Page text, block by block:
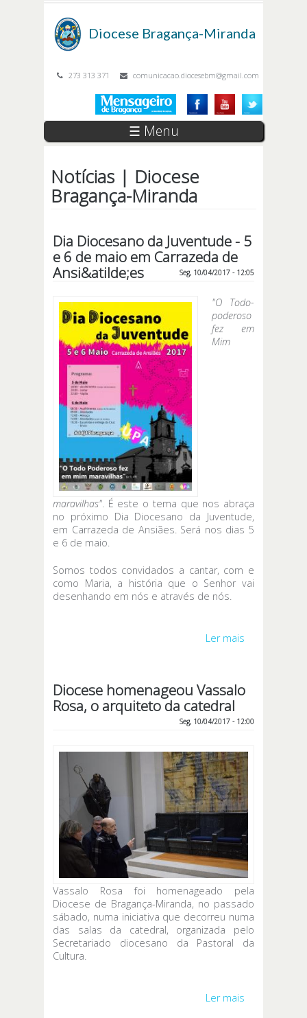
Diocese Bragança-Miranda
273 313 371 comunicacao.diocesebm@gmail.com
☰ Menu
Notícias | Diocese
Bragança-Miranda
Dia Diocesano da Juventude - 5
e 6 de maio em Carrazeda de
Ansi&atilde;es
Seg, 10/04/2017 - 12:05
"O Todo-
poderoso
fez em
Mim
maravilhas" . É este o tema que nos abraça
no próximo Dia Diocesano da Juventude,
em Carrazeda de Ansiães. Será nos dias 5
e 6 de maio.
Somos todos convidados a cantar, com e
como Maria, a história que o Senhor vai
desenhando em nós e através de nós.
Ler mais
maio em
Ansiães
Diocese homenageou Vassalo
Rosa, o arquiteto da catedral
Seg, 10/04/2017 - 12:00
Vassalo Rosa foi homenageado pela
Diocese de Bragança-Miranda, no passado
sábado, numa iniciativa que decorreu numa
das salas da catedral, organizada pelo
Secretariado diocesano da Pastoral da
Cultura.
Ler mais